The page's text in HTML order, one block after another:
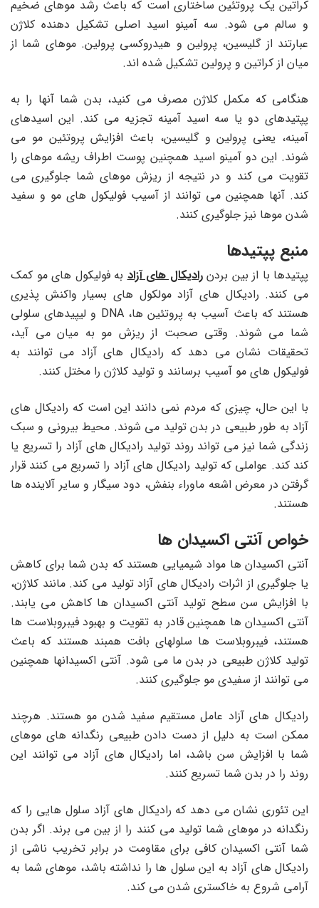
کراتین یک پروتئین ساختاری است که باعث رشد موهای ضخیم
و سالم می شود. سه آمینو اسید اصلی تشکیل دهنده کلاژن
عبارتند از گلیسین، پرولین و هیدروکسی پرولین. موهای شما از
میان از کراتین و پرولین تشکیل شده اند.
هنگامی که مکمل کلاژن مصرف می کنید، بدن شما آنها را به
پپتیدهای دو یا سه اسید آمینه تجزیه می کند. این اسیدهای
آمینه، یعنی پرولین و گلیسین، باعث افزایش پروتئین مو می
شوند. این دو آمینو اسید همچنین پوست اطراف ریشه موهای را
تقویت می کند و در نتیجه از ریزش موهای شما جلوگیری می
کند. آنها همچنین می توانند از آسیب فولیکول های مو و سفید
شدن موها نیز جلوگیری کنند.
منبع پپتیدها
پپتیدها با از بین بردنرادیکال های آزادبه فولیکول های مو کمک
می کنند. رادیکال های آزاد مولکول های بسیار واکنش پذیری
هستند که باعث آسیب به پروتئین ها، DNA و لیپیدهای سلولی
شما می شوند. وقتی صحبت از ریزش مو به میان می آید،
تحقیقات نشان می دهد که رادیکال های آزاد می توانند به
فولیکول های مو آسیب برسانند و تولید کلاژن را مختل کنند.
با این حال، چیزی که مردم نمی دانند این است که رادیکال های
آزاد به طور طبیعی در بدن تولید می شوند. محیط بیرونی و سبک
زندگی شما نیز می تواند روند تولید رادیکال های آزاد را تسریع یا
کند کند. عواملی که تولید رادیکال های آزاد را تسریع می کنند قرار
گرفتن در معرض اشعه ماوراء بنفش، دود سیگار و سایر آلاینده ها
هستند.
خواص آنتی اکسیدان ها
آنتی اکسیدان ها مواد شیمیایی هستند که بدن شما برای کاهش
یا جلوگیری از اثرات رادیکال های آزاد تولید می کند. مانند کلاژن،
با افزایش سن سطح تولید آنتی اکسیدان ها کاهش می یابند.
آنتی اکسیدان ها همچنین قادر به تقویت و بهبود فیبروبلاست ها
هستند، فیبروبلاست ها سلولهای بافت همبند هستند که باعث
تولید کلاژن طبیعی در بدن ما می شود. آنتی اکسیدانها همچنین
می توانند از سفیدی مو جلوگیری کنند.
رادیکال های آزاد عامل مستقیم سفید شدن مو هستند. هرچند
ممکن است به دلیل از دست دادن طبیعی رنگدانه های موهای
شما با افزایش سن باشد، اما رادیکال های آزاد می توانند این
روند را در بدن شما تسریع کنند.
این تئوری نشان می‌ دهد که رادیکال ‌های آزاد سلول ‌هایی را که
رنگدانه در موهای شما تولید می ‌کنند را از بین می ‌برند. اگر بدن
شما آنتی اکسیدان کافی برای مقاومت در برابر تخریب ناشی از
رادیکال های آزاد به این سلول ها را نداشته باشد، موهای شما به
آرامی شروع به خاکستری شدن می کند.